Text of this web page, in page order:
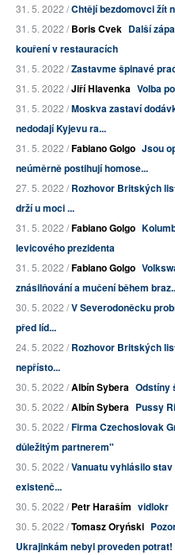
31. 5. 2022 /Chtějí bezdomovci žít
31. 5. 2022 /Boris Cvek Další
kouření v restauracích
31. 5. 2022 /Zastavme špinavé
31. 5. 2022 /Jiří Hlavenka Volba
31. 5. 2022 /Moskva zastaví
nedodají Kyjevu ra...
31. 5. 2022 /Fabiano Golgo Jsou
neúměrně postihují homose...
27. 5. 2022 /Rozhovor Britských
drží u moci ...
31. 5. 2022 /Fabiano Golgo
levicového prezidenta
31. 5. 2022 /Fabiano Golgo
znásilňování a mučení během
30. 5. 2022 /V Severodoněcku
před líd...
24. 5. 2022 /Rozhovor Britských
nepřísto...
30. 5. 2022 /Albín Sybera Odstíny
30. 5. 2022 /Albín Sybera Pussy
30. 5. 2022 /Firma Czechoslovak
důležitým partnerem"
30. 5. 2022 /Vanuatu vyhlásilo
existenč...
30. 5. 2022 /Petr Haraším vidlokr
30. 5. 2022 /Tomasz Oryński
Ukrajinkám nebyl proveden potrat!